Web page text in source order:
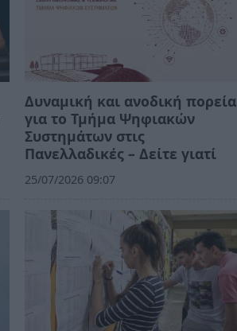
Δυναμική και ανοδική πορεία
για το Τμήμα Ψηφιακών
Συστημάτων στις
Πανελλαδικές – Δείτε γιατί
25/07/2026 09:07